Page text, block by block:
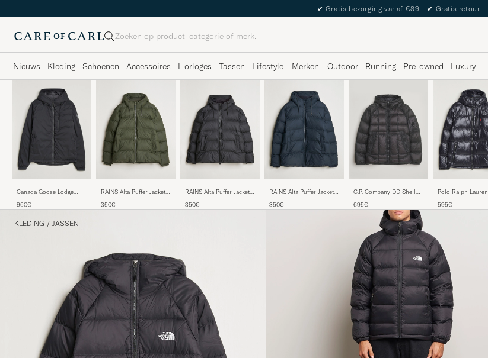
The Care of Carl Passport
Zoeken
Nieuws Kleding Schoenen Accessoires Horloges Tassen Lifestyle Merken Outdoor Running Pre-owned Luxury
Canada Goose Lodge
950€
RAINS Alta Puffer Jacket
350€
RAINS Alta Puffer Jacket
350€
RAINS Alta Puffer Jacket
350€
C.P. Company DD Shell
Black
695€
Polo Ralph Lauren
Jacket Polo Black
595€
KLEDING / JASSEN